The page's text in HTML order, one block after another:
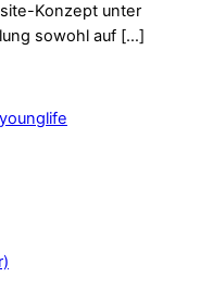
Konzept unter
sowohl auf […]